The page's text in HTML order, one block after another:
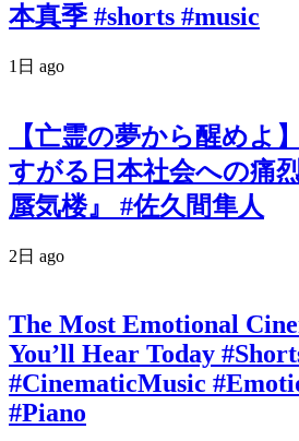
本真季 #shorts #music
1日 ago
【亡霊の夢から醒めよ
すがる日本社会への痛
蜃気楼』 #佐久間隼人
2日 ago
The Most Emotional
You’ll Hear Today
#CinematicMusic
#Piano